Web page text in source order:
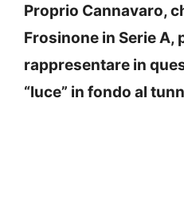
Proprio Cannavaro,
Frosinone in Serie A,
rappresentare in
“luce” in fondo al